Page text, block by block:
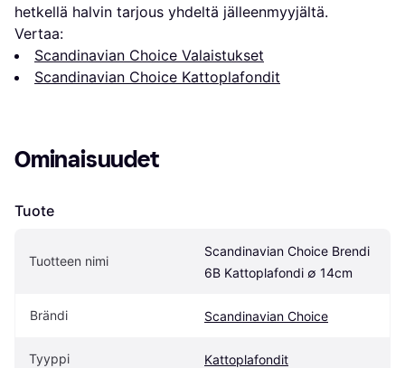
hetkellä halvin tarjous yhdeltä jälleenmyyjältä.
Vertaa:
Scandinavian Choice Valaistukset
Scandinavian Choice Kattoplafondit
Ominaisuudet
Tuote
Tuotteen nimi
Scandinavian Choice Brendi
6B Kattoplafondi ∅ 14cm
Brändi Scandinavian Choice
Tyyppi Kattoplafondit